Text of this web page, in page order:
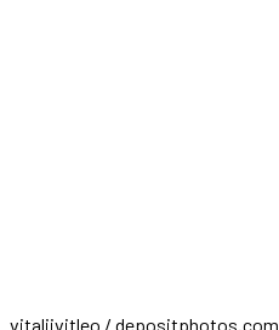
vitaliivitleo / depositphotos.com